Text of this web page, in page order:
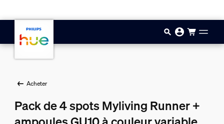
Acheter
Pack de 4 spots Myliving Runner +